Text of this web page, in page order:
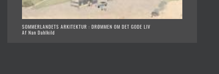
SOMMERLANDETS ARKITEKTUR : DRØMMEN OM DET GODE LIV
Af Nan Dahlkild